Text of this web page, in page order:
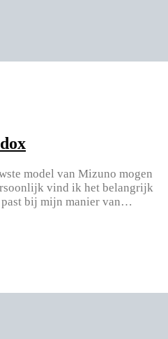
model van Mizuno mogen
vind ik het belangrijk
past bij mijn manier van…